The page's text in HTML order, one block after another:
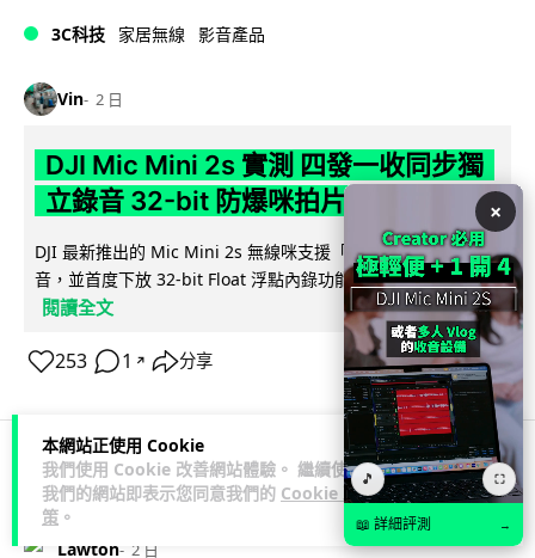
本網站正使用 Cookie
我們使用 Cookie 改善網站體驗。 繼續使用
我們的網站即表示您同意我們的 Cookie 政
策 。
3C科技 家居無線 影音產品
Vin 2 日
DJI Mic Mini 2s 實測 四發一收同步獨
立錄音 32-bit 防爆咪拍片必備
DJI 最新推出的 Mic Mini 2s 無線咪支援「四發一收」分軌錄
音，並首度下放 32-bit Float 浮點內錄功能。本文經實測其...
閱讀全文
253 1 ↗ 分享
科技娛樂 生活娛樂 城中熱話
Lawton 2 日
×
🎵 ⛶
📖 詳細評測 →